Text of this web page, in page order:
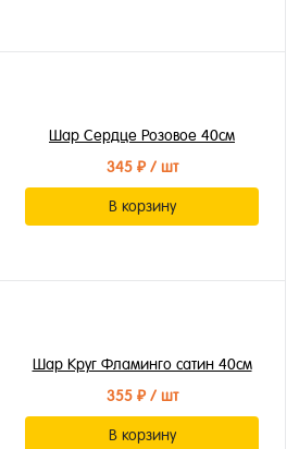
Шар Сердце Розовое 40см
345 ₽/ шт
В корзину
Шар Круг Фламинго сатин 40см
355 ₽/ шт
В корзину